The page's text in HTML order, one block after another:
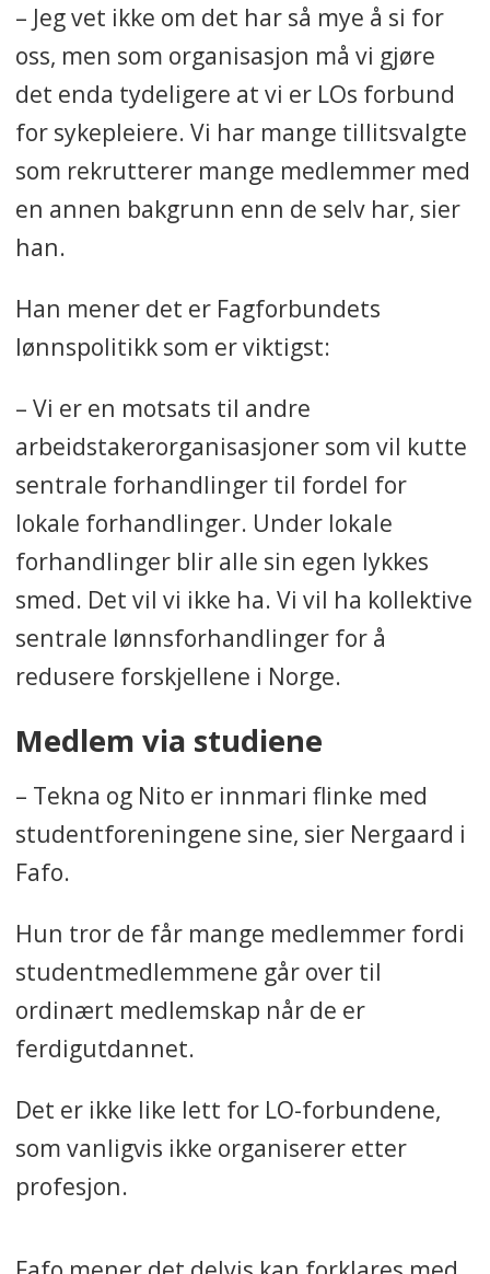
– Jeg vet ikke om det har så mye å si for
oss, men som organisasjon må vi gjøre
det enda tydeligere at vi er LOs forbund
for sykepleiere. Vi har mange tillitsvalgte
som rekrutterer mange medlemmer med
en annen bakgrunn enn de selv har, sier
han.
Han mener det er Fagforbundets
lønnspolitikk som er viktigst:
– Vi er en motsats til andre
arbeidstakerorganisasjoner som vil kutte
sentrale forhandlinger til fordel for
lokale forhandlinger. Under lokale
forhandlinger blir alle sin egen lykkes
smed. Det vil vi ikke ha. Vi vil ha kollektive
sentrale lønnsforhandlinger for å
redusere forskjellene i Norge.
Medlem via studiene
– Tekna og Nito er innmari flinke med
studentforeningene sine, sier Nergaard i
Fafo.
Hun tror de får mange medlemmer fordi
studentmedlemmene går over til
ordinært medlemskap når de er
ferdigutdannet.
Det er ikke like lett for LO-forbundene,
som vanligvis ikke organiserer etter
profesjon.